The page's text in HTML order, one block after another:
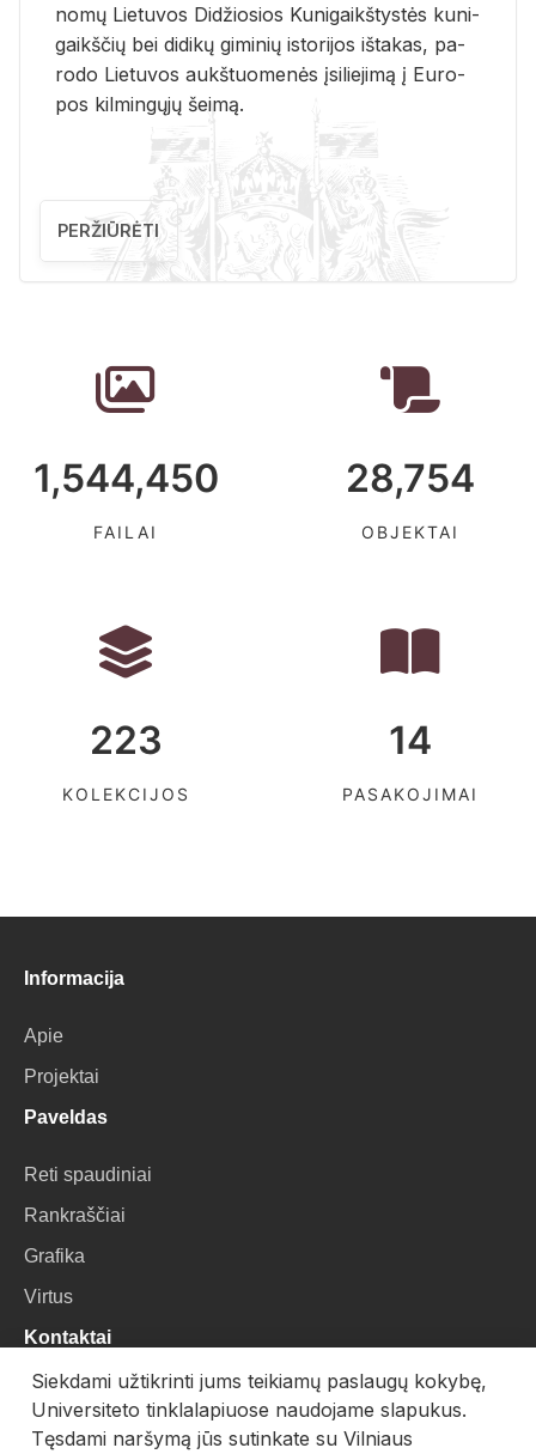
no­mų Lie­tu­vos Di­džio­sios Ku­ni­gaikš­tys­tės ku­ni­
gaikš­čių bei di­di­kų gi­mi­nių is­to­ri­jos iš­ta­kas, pa­
ro­do Lie­tu­vos aukš­tuo­me­nės įsi­lie­ji­mą į Eu­ro­
pos kil­min­gų­jų šei­mą.
PERŽIŪRĖTI
1,544,450
FAILAI
28,754
OBJEKTAI
223
KOLEKCIJOS
14
PASAKOJIMAI
Informacija
Apie
Projektai
Paveldas
Reti spaudiniai
Rankraščiai
Grafika
Virtus
Kontaktai
VU Biblioteka
Universiteto g. 3, LT-01122, Vilnius
Siekdami užtikrinti jums teikiamų paslaugų kokybę,
Universiteto tinklalapiuose naudojame slapukus.
Tęsdami naršymą jūs sutinkate su Vilniaus